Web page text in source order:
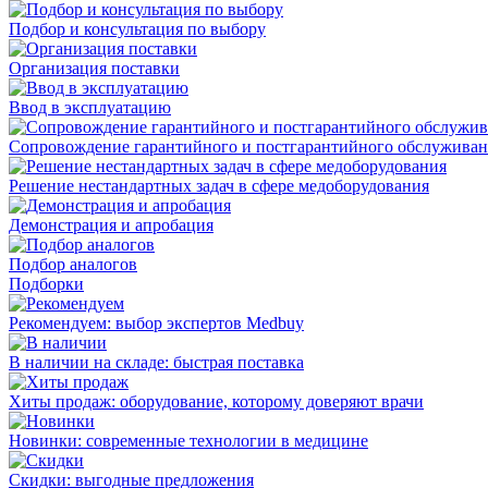
Подбор и консультация по выбору
Организация поставки
Ввод в эксплуатацию
Сопровождение гарантийного и постгарантийного
Решение нестандартных задач в сфере медоборудования
Демонстрация и апробация
Подбор аналогов
Подборки
Рекомендуем: выбор экспертов Medbuy
В наличии на складе: быстрая поставка
Хиты продаж: оборудование, которому доверяют врачи
Новинки: современные технологии в медицине
Скидки: выгодные предложения